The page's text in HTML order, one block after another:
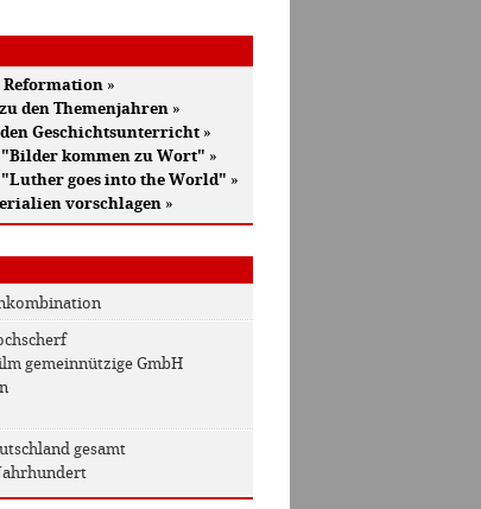
»
den Themenjahren »
Geschichtsunterricht »
kommen zu Wort" »
goes into the World" »
vorschlagen »
gemeinnützige GmbH
gesamt